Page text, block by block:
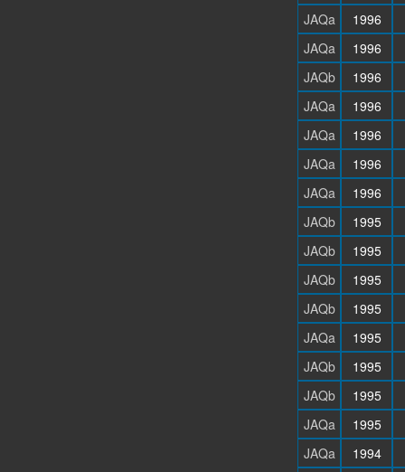
JAQa
1996
JAQa
1996
JAQb
1996
JAQa
1996
JAQa
1996
JAQa
1996
JAQa
1996
JAQb
1995
JAQb
1995
JAQb
1995
JAQb
1995
JAQa
1995
JAQb
1995
JAQb
1995
JAQa
1995
JAQa
1994